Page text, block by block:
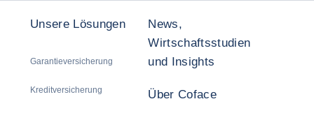
Unsere Lösungen
Garantieversicherung
Kreditversicherung
News,
Wirtschaftsstudien
und Insights
Über Coface